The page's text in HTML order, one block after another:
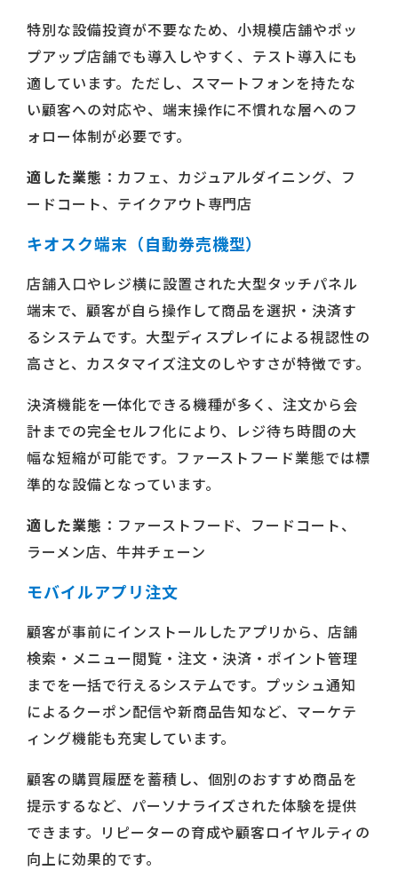
特別な設備投資が不要なため、小規模店舗やポッ
プアップ店舗でも導入しやすく、テスト導入にも
適しています。ただし、スマートフォンを持たな
い顧客への対応や、端末操作に不慣れな層へのフ
ォロー体制が必要です。
適した業態 ：カフェ、カジュアルダイニング、フ
ードコート、テイクアウト専門店
キオスク端末（自動券売機型）
店舗入口やレジ横に設置された大型タッチパネル
端末で、顧客が自ら操作して商品を選択・決済す
るシステムです。大型ディスプレイによる視認性の
高さと、カスタマイズ注文のしやすさが特徴です。
決済機能を一体化できる機種が多く、注文から会
計までの完全セルフ化により、レジ待ち時間の大
幅な短縮が可能です。ファーストフード業態では標
準的な設備となっています。
適した業態 ：ファーストフード、フードコート、
ラーメン店、牛丼チェーン
モバイルアプリ注文
顧客が事前にインストールしたアプリから、店舗
検索・メニュー閲覧・注文・決済・ポイント管理
までを一括で行えるシステムです。プッシュ通知
によるクーポン配信や新商品告知など、マーケテ
ィング機能も充実しています。
顧客の購買履歴を蓄積し、個別のおすすめ商品を
提示するなど、パーソナライズされた体験を提供
できます。リピーターの育成や顧客ロイヤルティの
向上に効果的です。